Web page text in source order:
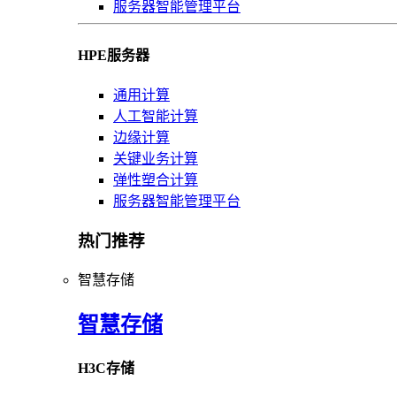
服务器智能管理平台
HPE服务器
通用计算
人工智能计算
边缘计算
关键业务计算
弹性塑合计算
服务器智能管理平台
热门推荐
智慧存储
智慧存储
H3C存储